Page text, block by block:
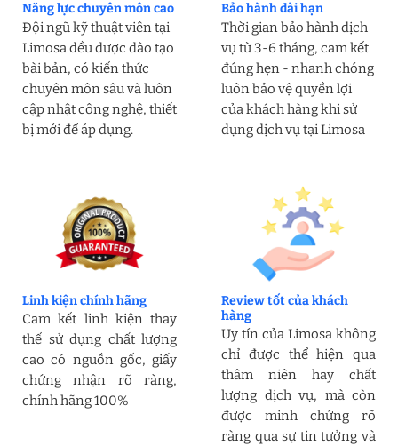
Năng lực chuyên môn cao
Đội ngũ kỹ thuật viên tại
Limosa đều được đào tạo
bài bản, có kiến thức
chuyên môn sâu và luôn
cập nhật công nghệ, thiết
bị mới để áp dụng.
Bảo hành dài hạn
Thời gian bảo hành dịch
vụ từ 3-6 tháng, cam kết
đúng hẹn - nhanh chóng
luôn bảo vệ quyền lợi
của khách hàng khi sử
dụng dịch vụ tại Limosa
Linh kiện chính hãng
Cam kết linh kiện thay
thế sử dụng chất lượng
cao có nguồn gốc, giấy
chứng nhận rõ ràng,
chính hãng 100%
Review tốt của khách
hàng
Uy tín của Limosa không
chỉ được thể hiện qua
thâm niên hay chất
lượng dịch vụ, mà còn
được minh chứng rõ
ràng qua sự tin tưởng và